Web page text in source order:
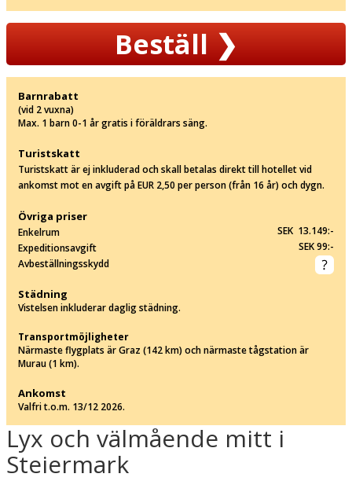
Lyx och välmående mitt i
Steiermark
Beställ❯
Barnrabatt
(vid 2 vuxna)
Max. 1 barn 0-1 år gratis i föräldrars säng.
Turistskatt
Turistskatt är ej inkluderad och skall betalas direkt till hotellet vid
ankomst mot en avgift på EUR 2,50 per person (från 16 år) och dygn.
Övriga priser
Enkelrum
SEK 13.149:-
Expeditionsavgift
SEK 99:-
Avbeställningsskydd
Städning
Vistelsen inkluderar daglig städning.
Transportmöjligheter
Närmaste flygplats är Graz (142 km) och närmaste tågstation är
Murau (1 km).
Ankomst
Valfri t.o.m. 13/12 2026.